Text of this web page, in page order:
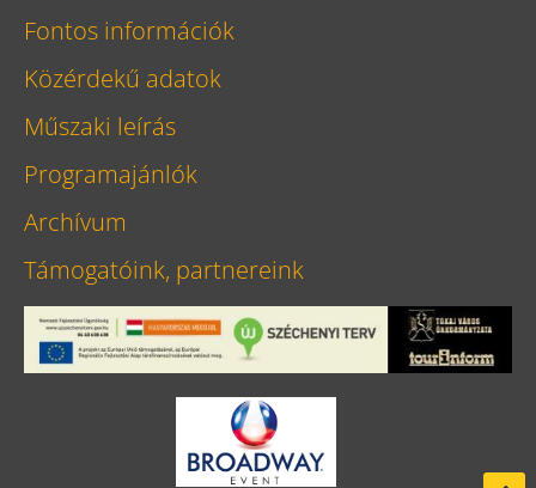
Fontos információk
Közérdekű adatok
Műszaki leírás
Programajánlók
Archívum
Támogatóink, partnereink